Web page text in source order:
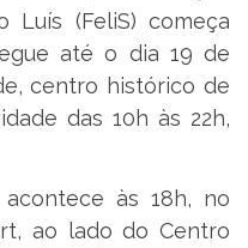
(FeliS) começa
até o dia 19 de
centro histórico de
das 10h às 22h,
às 18h, no
ao lado do Centro